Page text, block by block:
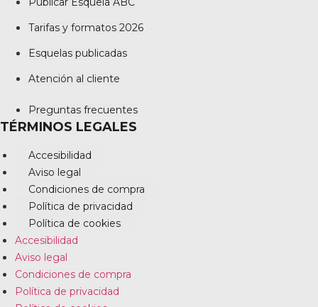
Tarifas y formatos 2026
Esquelas publicadas
Atención al cliente
Preguntas frecuentes
TÉRMINOS LEGALES
Accesibilidad
Aviso legal
Condiciones de compra
Política de privacidad
Política de cookies
Accesibilidad
Aviso legal
Condiciones de compra
Política de privacidad